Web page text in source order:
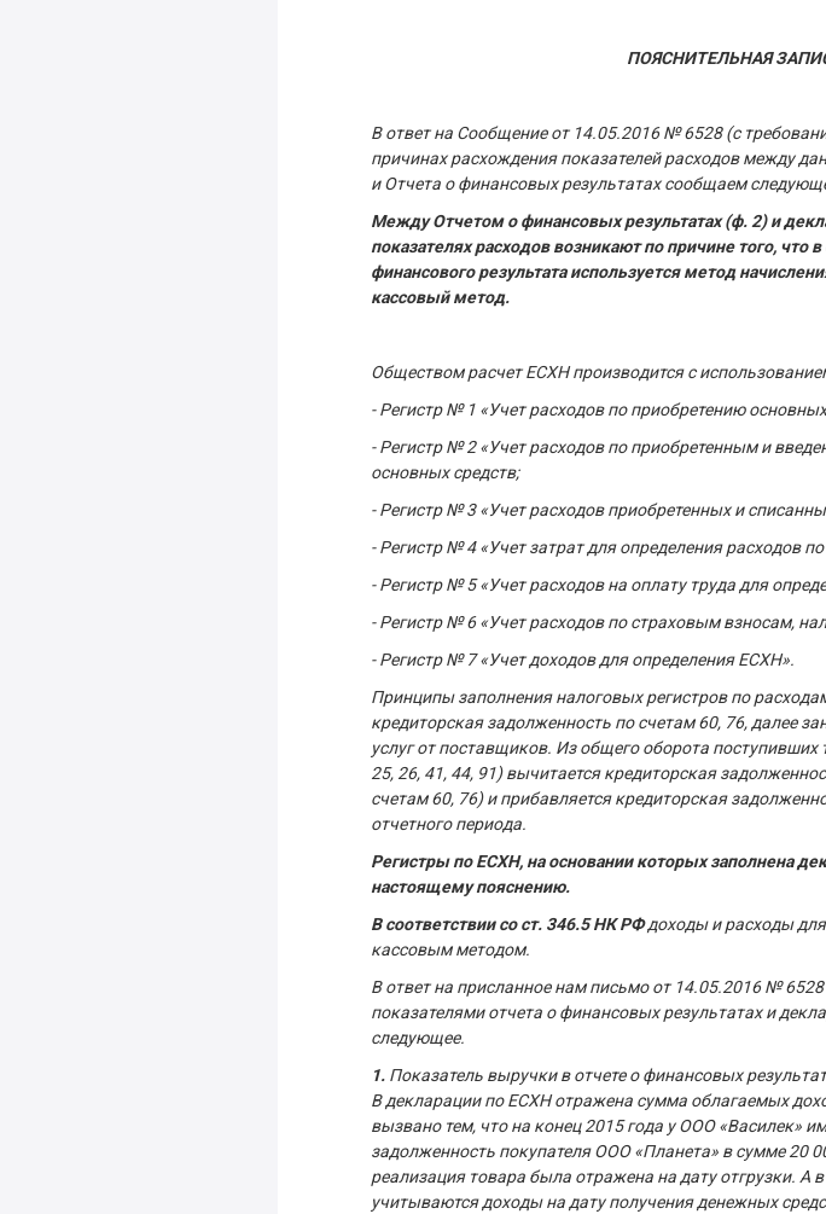
ПОЯСНИТЕЛЬНАЯ
В ответ на Сообщение от 14.05.2016 № 6528 (с
причинах расхождения показателей расходов между
и Отчета о финансовых результатах сообщаем
Между Отчетом о финансовых результатах (ф. 2) и
показателях расходов возникают по причине того, что
финансового результата используется метод
кассовый метод.
Обществом расчет ЕСХН производится с
- Регистр № 1 «Учет расходов по приобретению
- Регистр № 2 «Учет расходов по приобретенным и
основных средств;
- Регистр № 3 «Учет расходов приобретенных и
- Регистр № 4 «Учет затрат для определения расходов
- Регистр № 5 «Учет расходов на оплату труда для
- Регистр № 6 «Учет расходов по страховым взносам,
- Регистр № 7 «Учет доходов для определения ЕСХН».
Принципы заполнения налоговых регистров по
кредиторская задолженность по счетам 60, 76, далее
услуг от поставщиков. Из общего оборота поступивших
25, 26, 41, 44, 91) вычитается кредиторская
счетам 60, 76) и прибавляется кредиторская
отчетного периода.
Регистры по ЕСХН, на основании которых заполнена
настоящему пояснению.
В соответствии со ст. 346.5 НК РФдоходы и расходы
кассовым методом.
В ответ на присланное нам письмо от 14.05.2016 №
показателями отчета о финансовых результатах и
следующее.
1. Показатель выручки в отчете о финансовых
В декларации по ЕСХН отражена сумма облагаемых
вызвано тем, что на конец 2015 года у ООО «Василек»
задолженность покупателя ООО «Планета» в сумме 20
реализация товара была отражена на дату отгрузки. А
учитываются доходы на дату получения денежных